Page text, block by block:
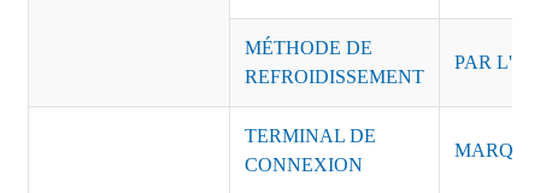
MÉTHODE DE
REFROIDISSEMENT
PAR
TERMINAL DE
CONNEXION